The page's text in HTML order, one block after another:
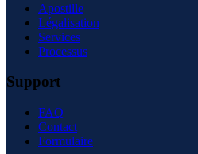
Apostille
Légalisation
Services
Processus
Support
FAQ
Contact
Formulaire